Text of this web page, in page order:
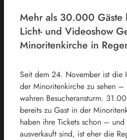
Mehr als 30.000 Gäste
Licht- und Videoshow
Minoritenkirche in
Seit dem 24. November ist die
der Minoritenkirche zu sehen
wahren Besucheransturm.
bereits zu Gast in der
haben ihre Tickets schon –
ausverkauft sind, ist eher die